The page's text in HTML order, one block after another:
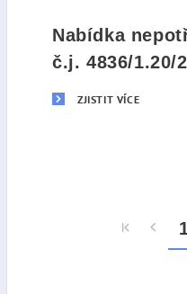
Nabídka
č.j. 4836/1.20/
ZJISTIT VÍCE